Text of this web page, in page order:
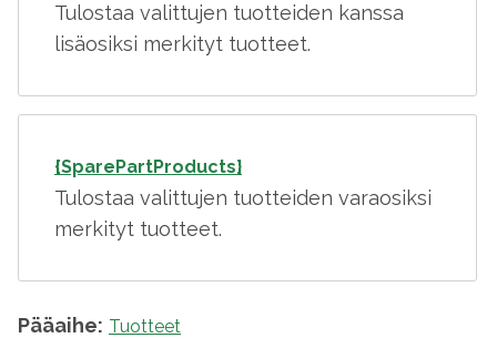
Tulostaa valittujen tuotteiden kanssa
lisäosiksi merkityt tuotteet.
{SparePartProducts}
Tulostaa valittujen tuotteiden varaosiksi
merkityt tuotteet.
Pääaihe: Tuotteet